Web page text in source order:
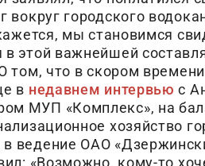
городского
мы становимся
в этой важнейшей
том, что в скором
в недавнем интервью с
МУП «Комплекс», на
хозяйство
ведение ОАО
«Возможно, кому-то